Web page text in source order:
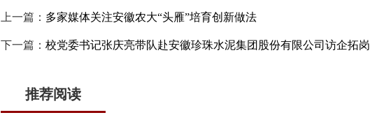
上一篇： 多家媒体关注安徽农大“头雁”培育创新做法
下一篇： 校党委书记张庆亮带队赴安徽珍珠水泥集团股份有限公司访企拓岗
推荐阅读